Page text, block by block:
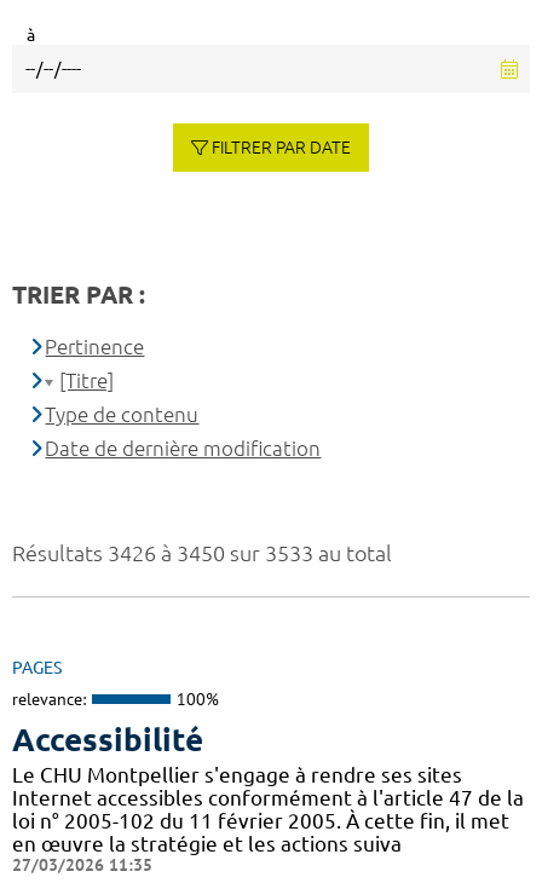
Résultats 3426 à 3450 sur 3533 au total
PAGES
relevance: 100%
Accessibilité
Le CHU Montpellier s'engage à rendre ses sites
Internet accessibles conformément à l'article 47 de la
loi n° 2005-102 du 11 février 2005. À cette fin, il met
en œuvre la stratégie et les actions suiva
27/03/2026 11:35
à
FILTRER PAR DATE
TRIER PAR :
Pertinence
[Titre]
Type de contenu
Date de dernière modification